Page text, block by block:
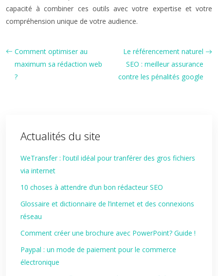
capacité à combiner ces outils avec votre expertise et votre
compréhension unique de votre audience.
Comment optimiser au
maximum sa rédaction web
?
Le référencement naturel
SEO : meilleur assurance
contre les pénalités google
Actualités du site
WeTransfer : l’outil idéal pour tranférer des gros fichiers
via internet
10 choses à attendre d’un bon rédacteur SEO
Glossaire et dictionnaire de l’internet et des connexions
réseau
Comment créer une brochure avec PowerPoint? Guide !
Paypal : un mode de paiement pour le commerce
électronique